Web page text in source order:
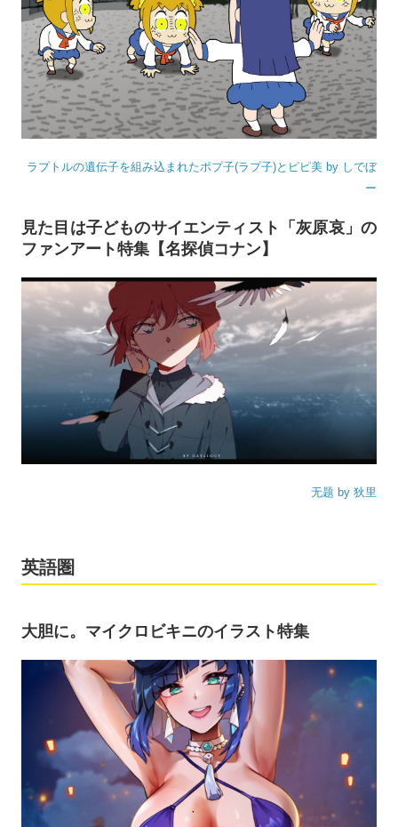
ラプトルの遺伝子を組み込まれたポプ子(ラプ子)とピピ美 by しでぼ
ー
見た目は子どものサイエンティスト「灰原哀」の
ファンアート特集【名探偵コナン】
无题 by 狄里
英語圏
大胆に。マイクロビキニのイラスト特集